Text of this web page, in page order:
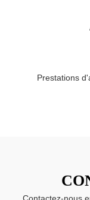
Prestations